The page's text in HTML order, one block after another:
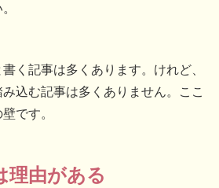
書く記事は多くあります。けれど、
込む記事は多くありません。ここ
です。
理由がある